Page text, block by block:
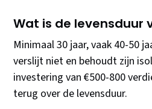
Wat is de levensduur
Minimaal 30 jaar, vaak 40-50
verslijt niet en behoudt zijn
investering van €500-800
terug over de levensduur.